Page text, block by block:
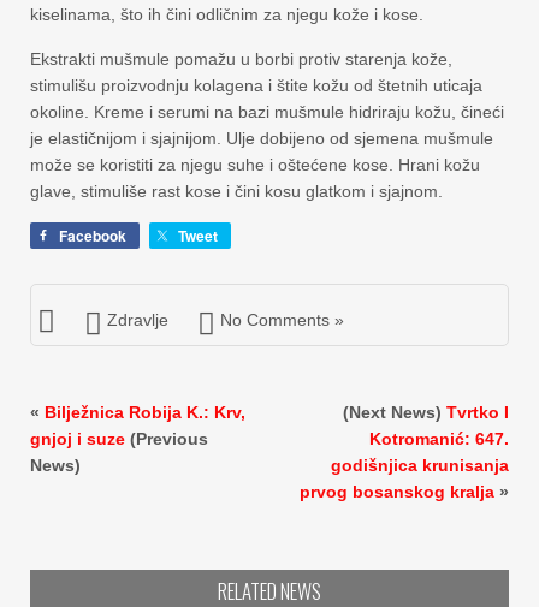
kiselinama, što ih čini odličnim za njegu kože i kose.
Ekstrakti mušmule pomažu u borbi protiv starenja kože,
stimulišu proizvodnju kolagena i štite kožu od štetnih uticaja
okoline. Kreme i serumi na bazi mušmule hidriraju kožu, čineći
je elastičnijom i sjajnijom. Ulje dobijeno od sjemena mušmule
može se koristiti za njegu suhe i oštećene kose. Hrani kožu
glave, stimuliše rast kose i čini kosu glatkom i sjajnom.
Facebook Tweet
Zdravlje No Comments »
« Bilježnica Robija K.: Krv,
gnjoj i suze (Previous
News)
(Next News) Tvrtko I
Kotromanić: 647.
godišnjica krunisanja
prvog bosanskog kralja »
RELATED NEWS